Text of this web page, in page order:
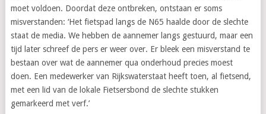
moet voldoen. Doordat deze ontbreken, ontstaan er soms
misverstanden: ‘Het fietspad langs de N65 haalde door de slechte
staat de media. We hebben de aannemer langs gestuurd, maar een
tijd later schreef de pers er weer over. Er bleek een misverstand te
bestaan over wat de aannemer qua onderhoud precies moest
doen. Een medewerker van Rijkswaterstaat heeft toen, al fietsend,
met een lid van de lokale Fietsersbond de slechte stukken
gemarkeerd met verf.’